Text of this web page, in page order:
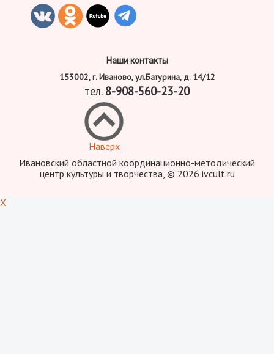
Наши контакты
153002, г. Иваново, ул.Батурина, д. 14/12
тел. 8-908-560-23-20
Наверх
Ивановский областной координационно-методический
центр культуры и творчества, © 2026 ivcult.ru
X